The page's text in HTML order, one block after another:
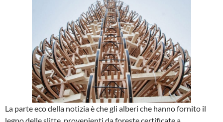
La parte eco della notizia è che gli alberi che hanno fornito il